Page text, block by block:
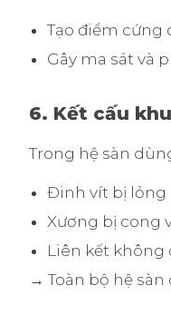
Tạo điểm cứng
Gây ma sát và
6. Kết cấu
Trong hệ sàn
Đinh vít bị lỏng
Xương bị cong
Liên kết không
→ Toàn bộ hệ